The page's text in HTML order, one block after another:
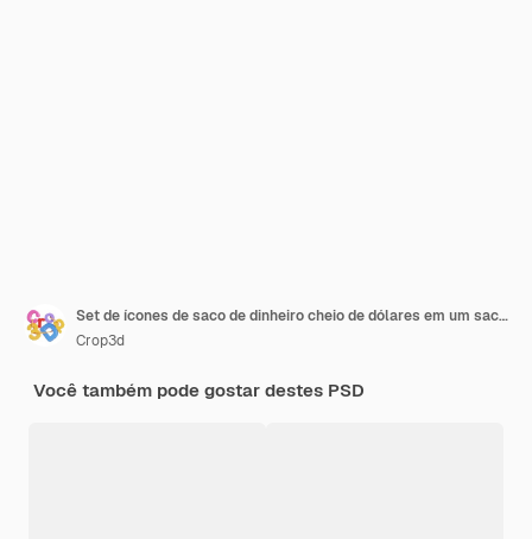
Set de ícones de saco de dinheiro cheio de dólares em um saco com ícone de moeda de dólar renderização 3D
Crop3d
Você também pode gostar destes PSD